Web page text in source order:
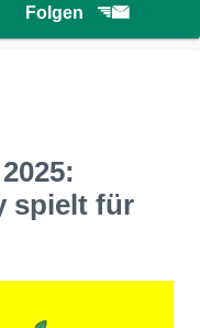
Folgen
spielt für